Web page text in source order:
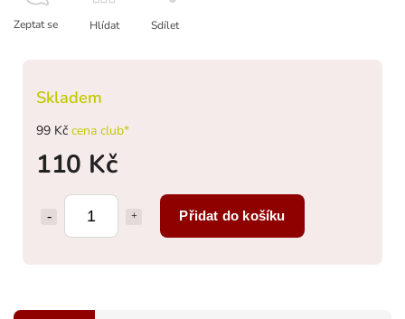
99 Kč cena club*
110 Kč
Přidat do košíku
Skladem
Zeptat se Hlídat Sdílet